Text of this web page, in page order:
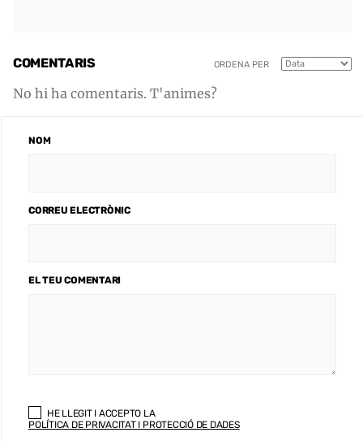
COMENTARIS ORDENA PER
No hi ha comentaris. T'animes?
NOM
CORREU ELECTRÒNIC
EL TEU COMENTARI
HE LLEGIT I ACCEPTO LA
POLÍTICA DE PRIVACITAT I PROTECCIÓ DE DADES